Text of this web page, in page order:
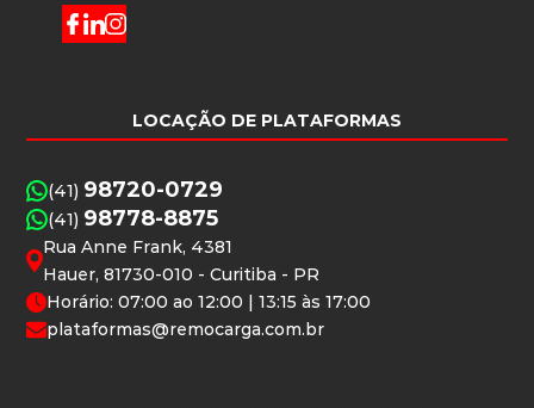
LOCAÇÃO DE PLATAFORMAS
(41) 98720-0729
(41) 98778-8875
Rua Anne Frank, 4381
Hauer, 81730-010 - Curitiba - PR
Horário: 07:00 ao 12:00 | 13:15 às 17:00
plataformas@remocarga.com.br